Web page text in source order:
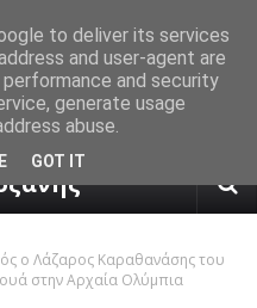
πρόγνωση καιρού από το
ο Λάζαρος Καραθανάσης του
στην Αρχαία Ολύμπια
to deliver its services
and user-agent are
and security
generate usage
abuse.
GOT IT